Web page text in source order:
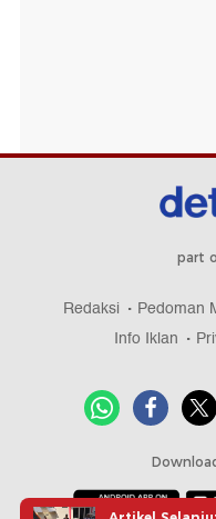
part
Redaksi Pedoman
Info Iklan